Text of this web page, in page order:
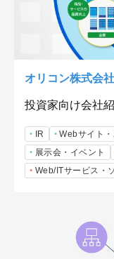
オリコン株式会社
投資家向け会社
IR Webサイト
展示会・イベント
Web/ITサービス・